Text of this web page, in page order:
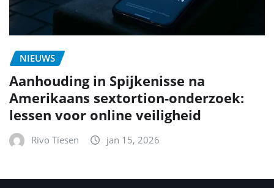
NIEUWS
Aanhouding in Spijkenisse na
Amerikaans sextortion-onderzoek:
lessen voor online veiligheid
Rivo Tiesen jan 15, 2026